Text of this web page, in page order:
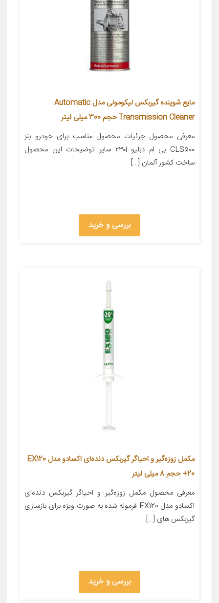
مایع شوینده گیربکس لیکومولی مدل Automatic
Transmission Cleaner حجم 300 میلی لیتر
معرفی محصول جزئیات محصول مناسب برای خودرو بنز
CLS۵۰۰ بی ام دبلیو ۲۳۰i سایر توضیحات این محصول
ساخت کشور آلمان […]
بررسی و خرید
مکمل زوزه‌گیر و احیاگر گیربکس دنده‌ای اکسادو مدل EX120
+20 حجم 8 میلی لیتر
معرفی محصول مکمل زوزه‌گیر و احیاگر گیربکس دنده‌ای
اکسادو مدل EX120 فرموله شده به صورت ویژه برای بازسازی
گیربکس های […]
بررسی و خرید